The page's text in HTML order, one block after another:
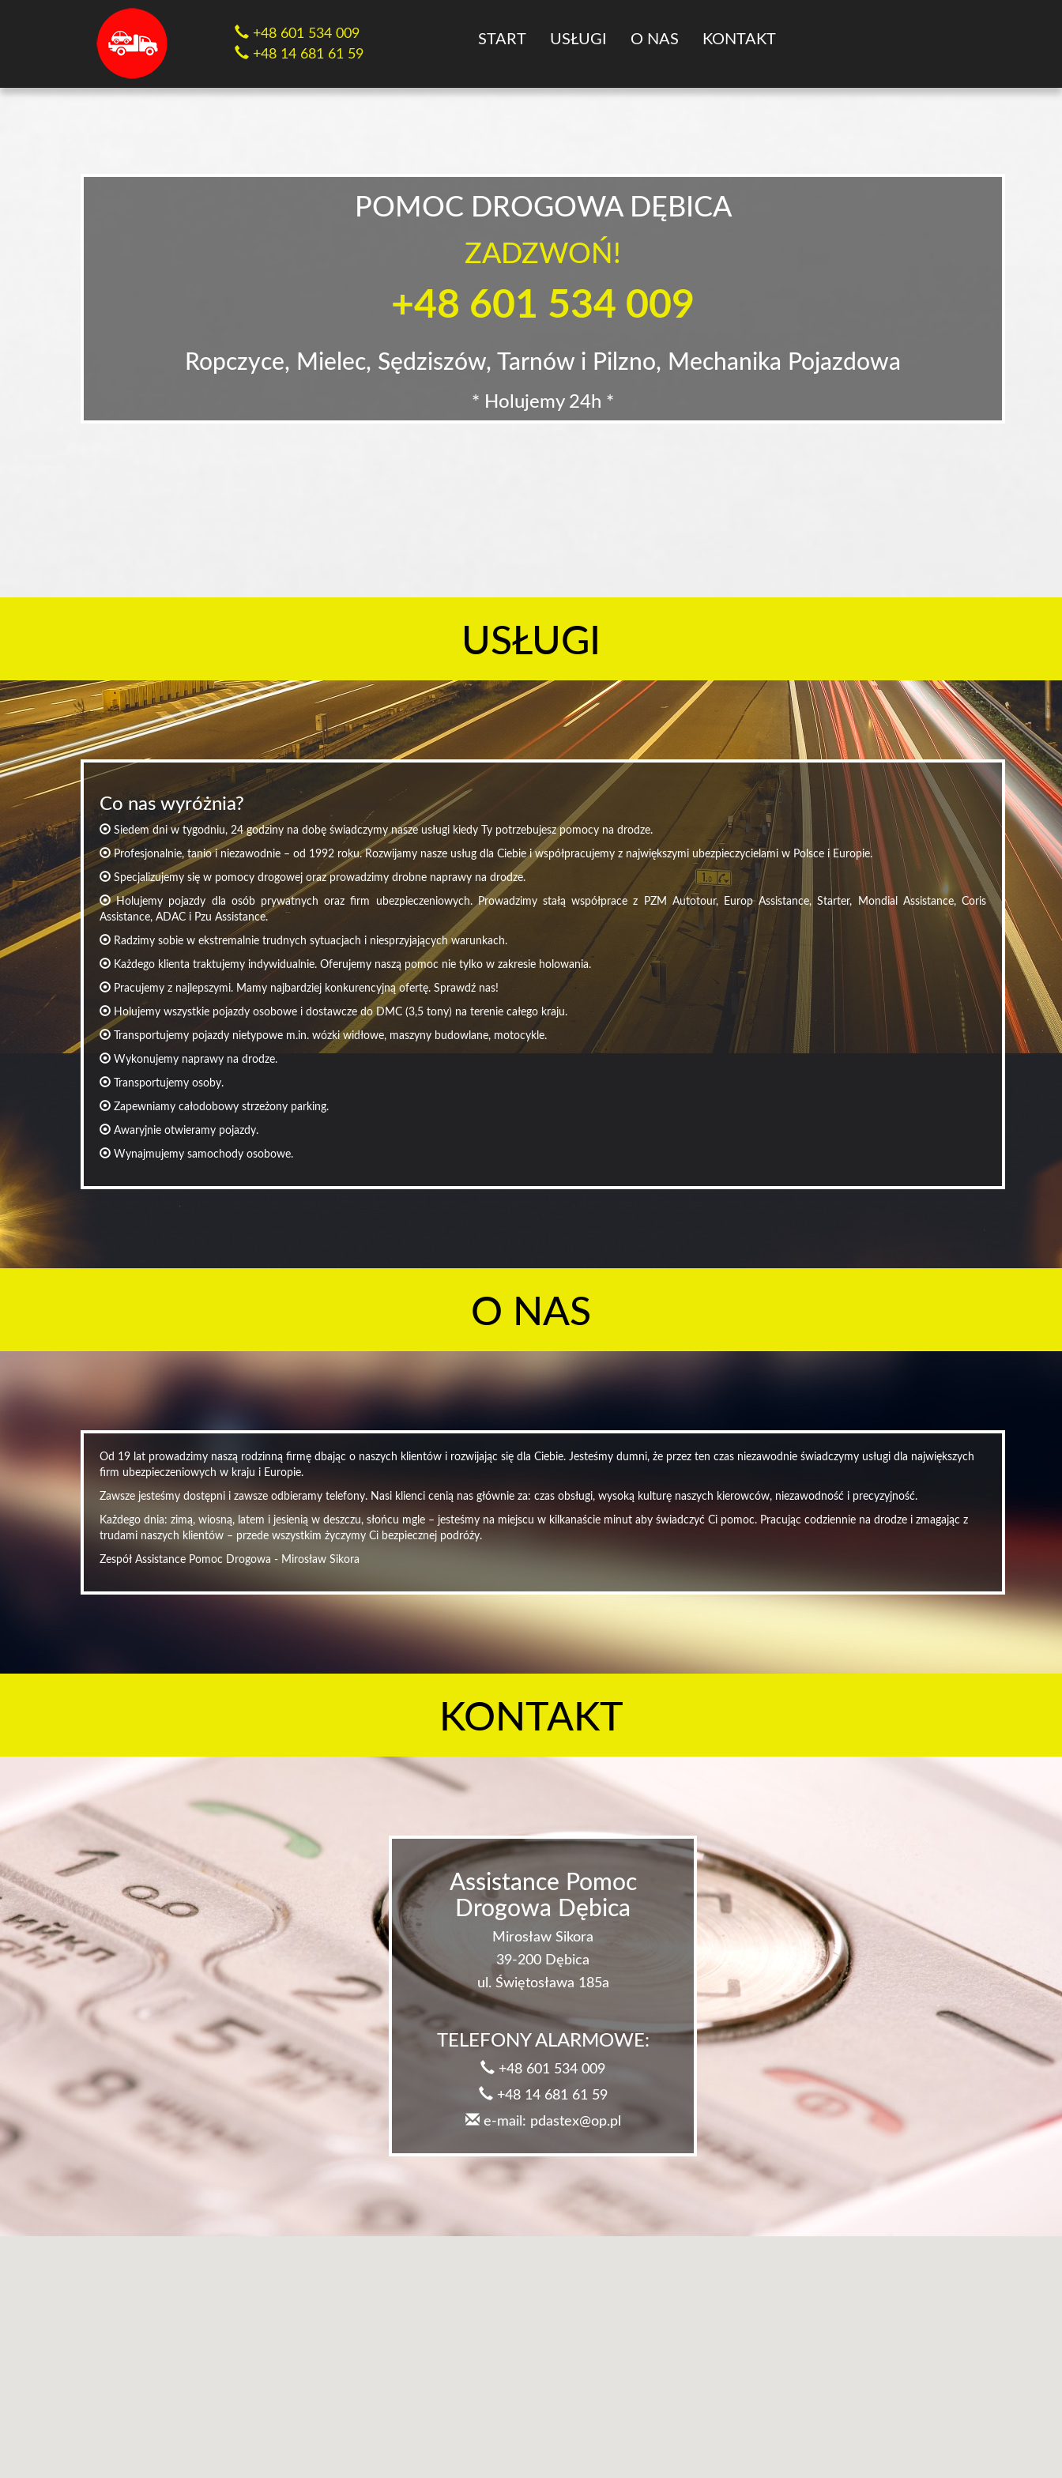
+48 601 534 009
+48 14 681 61 59
START USŁUGI O NAS KONTAKT
POMOC DROGOWA DĘBICA
ZADZWOŃ!
+48 601 534 009
Ropczyce, Mielec, Sędziszów, Tarnów i Pilzno, Mechanika Pojazdowa
* Holujemy 24h *
USŁUGI
Co nas wyróżnia?
Siedem dni w tygodniu, 24 godziny na dobę świadczymy nasze usługi kiedy Ty potrzebujesz pomocy na drodze.
Profesjonalnie, tanio i niezawodnie – od 1992 roku. Rozwijamy nasze usług dla Ciebie i współpracujemy z największymi ubezpieczycielami w Polsce i Europie.
Specjalizujemy się w pomocy drogowej oraz prowadzimy drobne naprawy na drodze.
Holujemy pojazdy dla osób prywatnych oraz firm ubezpieczeniowych. Prowadzimy stałą współprace z PZM Autotour, Europ Assistance, Starter, Mondial Assistance, Coris
Assistance, ADAC i Pzu Assistance.
Radzimy sobie w ekstremalnie trudnych sytuacjach i niesprzyjających warunkach.
Każdego klienta traktujemy indywidualnie. Oferujemy naszą pomoc nie tylko w zakresie holowania.
Pracujemy z najlepszymi. Mamy najbardziej konkurencyjną ofertę. Sprawdź nas!
Holujemy wszystkie pojazdy osobowe i dostawcze do DMC (3,5 tony) na terenie całego kraju.
Transportujemy pojazdy nietypowe m.in. wózki widłowe, maszyny budowlane, motocykle.
Wykonujemy naprawy na drodze.
Transportujemy osoby.
Zapewniamy całodobowy strzeżony parking.
Awaryjnie otwieramy pojazdy.
Wynajmujemy samochody osobowe.
O NAS
Od 19 lat prowadzimy naszą rodzinną firmę dbając o naszych klientów i rozwijając się dla Ciebie. Jesteśmy dumni, że przez ten czas niezawodnie świadczymy usługi dla największych
firm ubezpieczeniowych w kraju i Europie.
Zawsze jesteśmy dostępni i zawsze odbieramy telefony. Nasi klienci cenią nas głównie za: czas obsługi, wysoką kulturę naszych kierowców, niezawodność i precyzyjność.
Każdego dnia: zimą, wiosną, latem i jesienią w deszczu, słońcu mgle – jesteśmy na miejscu w kilkanaście minut aby świadczyć Ci pomoc. Pracując codziennie na drodze i zmagając z
trudami naszych klientów – przede wszystkim życzymy Ci bezpiecznej podróży.
Zespół Assistance Pomoc Drogowa - Mirosław Sikora
KONTAKT
Assistance Pomoc
Drogowa Dębica
Mirosław Sikora
39-200 Dębica
ul. Świętosława 185a
TELEFONY ALARMOWE:
+48 601 534 009
+48 14 681 61 59
e-mail: pdastex@op.pl